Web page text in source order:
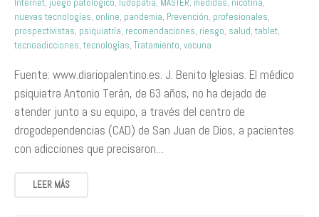
Internet, juego patológico, ludopatía, MÁSTER, medidas, nicotina,
nuevas tecnologías, online, pandemia, Prevención, profesionales,
prospectivistas, psiquiatría, recomendaciones, riesgo, salud, tablet,
tecnoadicciones, tecnologías, Tratamiento, vacuna
Fuente: www.diariopalentino.es. J. Benito Iglesias. El médico
psiquiatra Antonio Terán, de 63 años, no ha dejado de
atender junto a su equipo, a través del centro de
drogodependencias (CAD) de San Juan de Dios, a pacientes
con adicciones que precisaron…
LEER MÁS